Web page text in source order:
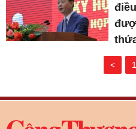
< 1